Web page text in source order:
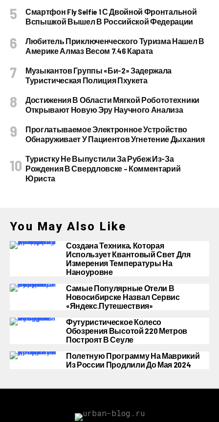
Смартфон Fly Selfie 1 С Двойной Фронтальной
Вспышкой Вышел В Российской Федерации
Любитель Приключенческого Туризма Нашел В
Америке Алмаз Весом 7.46 Карата
Музыкантов Группы «Би-2» Задержала
Туристическая Полиция Пхукета
Достижения В Области Мягкой Робототехники
Открывают Новую Эру Научного Анализа
Проглатываемое Электронное Устройство
Обнаруживает У Пациентов Угнетение Дыхания
Туристку Не Выпустили За Рубеж Из-За
Рождения В Свердловске – Комментарий
Юриста
You May Also Like
Создана Техника, Которая
Использует Квантовый Свет Для
Измерения Температуры На
Наноуровне
Самые Популярные Отели В
Новосибирске Назвал Сервис
«Яндекс.Путешествия»
Футуристическое Колесо
Обозрения Высотой 220 Метров
Построят В Сеуле
Полетную Программу На Маврикий
Из России Продлили До Мая 2024